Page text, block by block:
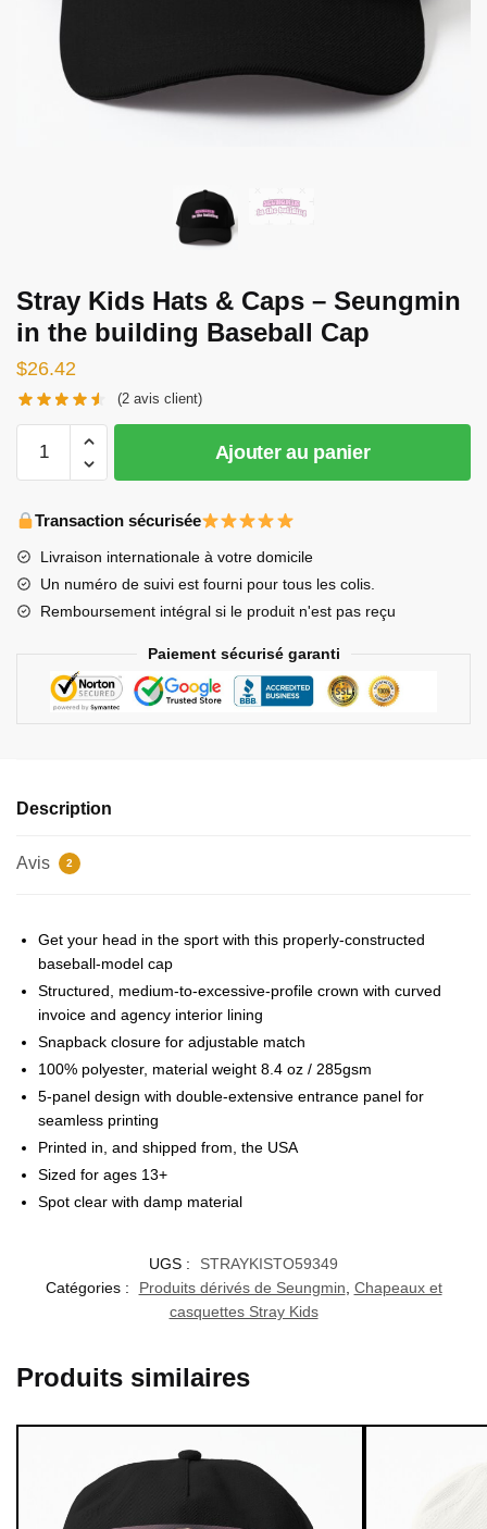
Stray Kids Hats & Caps – Seungmin
in the building Baseball Cap
$26.42
(2 avis client)
Kids
&
Caps
-
Ajouter au panier
Transaction sécurisée
Livraison internationale à votre domicile
Un numéro de suivi est fourni pour tous les colis.
Remboursement intégral si le produit n'est pas reçu
Paiement sécurisé garanti
Description
Avis 2
Get your head in the sport with this properly-constructed
baseball-model cap
Structured, medium-to-excessive-profile crown with curved
invoice and agency interior lining
Snapback closure for adjustable match
100% polyester, material weight 8.4 oz / 285gsm
5-panel design with double-extensive entrance panel for
seamless printing
Printed in, and shipped from, the USA
Sized for ages 13+
Spot clear with damp material
UGS :
STRAYKISTO59349
Catégories :
Produits dérivés de Seungmin Chapeaux et
casquettes Stray Kids
Produits similaires